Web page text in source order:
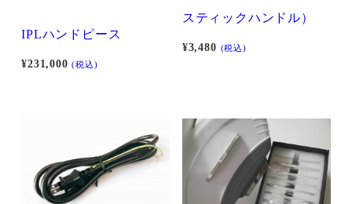
IPLハンドピース
¥231,000 (税込)
スティックハンドル）
¥3,480 (税込)